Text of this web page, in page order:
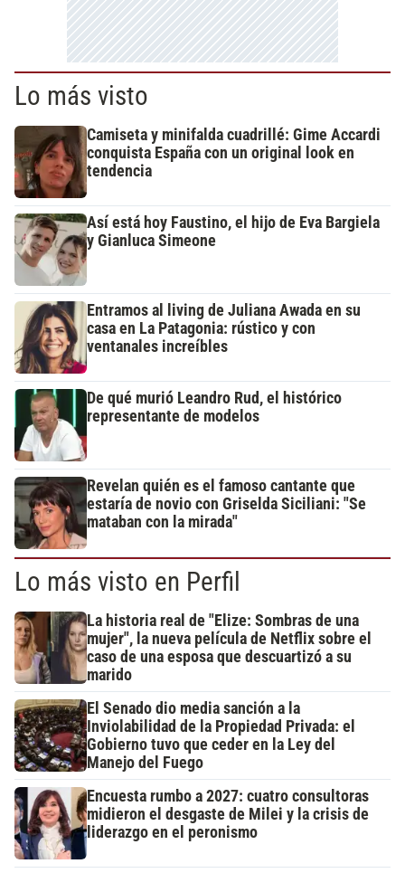
Lo más visto
Camiseta y minifalda cuadrillé: Gime Accardi
conquista España con un original look en
tendencia
Así está hoy Faustino, el hijo de Eva Bargiela
y Gianluca Simeone
Entramos al living de Juliana Awada en su
casa en La Patagonia: rústico y con
ventanales increíbles
De qué murió Leandro Rud, el histórico
representante de modelos
Revelan quién es el famoso cantante que
estaría de novio con Griselda Siciliani: "Se
mataban con la mirada"
Lo más visto en Perfil
La historia real de "Elize: Sombras de una
mujer", la nueva película de Netflix sobre el
caso de una esposa que descuartizó a su
marido
El Senado dio media sanción a la
Inviolabilidad de la Propiedad Privada: el
Gobierno tuvo que ceder en la Ley del
Manejo del Fuego
Encuesta rumbo a 2027: cuatro consultoras
midieron el desgaste de Milei y la crisis de
liderazgo en el peronismo